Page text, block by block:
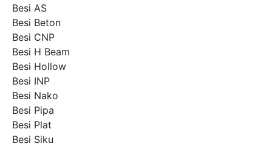
Besi AS
Besi Beton
Besi CNP
Besi H Beam
Besi Hollow
Besi INP
Besi Nako
Besi Pipa
Besi Plat
Besi Siku